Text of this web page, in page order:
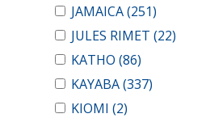
JAMAICA(251)
JULES RIMET (22)
KATHO (86)
KAYABA(337)
KIOMI (2)